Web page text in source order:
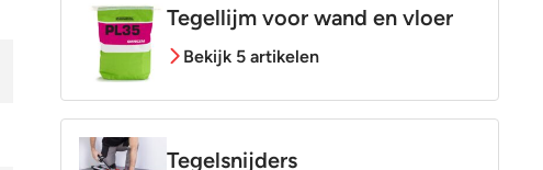
Tegellijm voor wand en vloer
Bekijk 5 artikelen
Tegelsnijders